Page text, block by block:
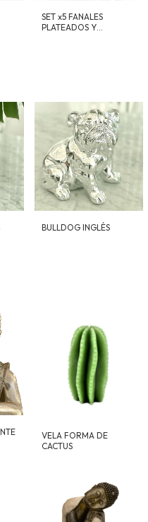
SET x5 FANALES
PLATEADOS Y
BULLDOG INGLÉS
VELA FORMA DE
CACTUS